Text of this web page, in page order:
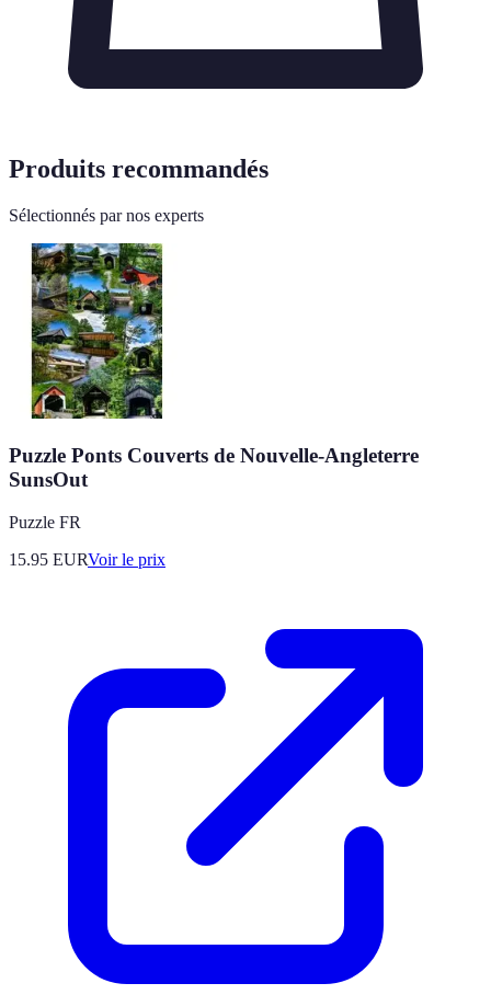
Produits recommandés
Sélectionnés par nos experts
Puzzle Ponts Couverts de Nouvelle-Angleterre
SunsOut
Puzzle FR
15.95 EURVoir le prix